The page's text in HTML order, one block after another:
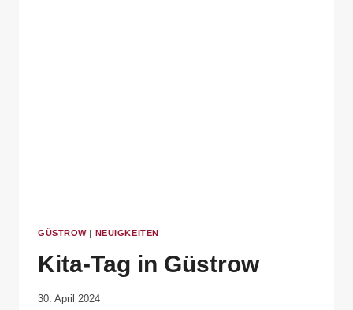
GÜSTROW| NEUIGKEITEN
Kita-Tag in Güstrow
Von
30. April 2024